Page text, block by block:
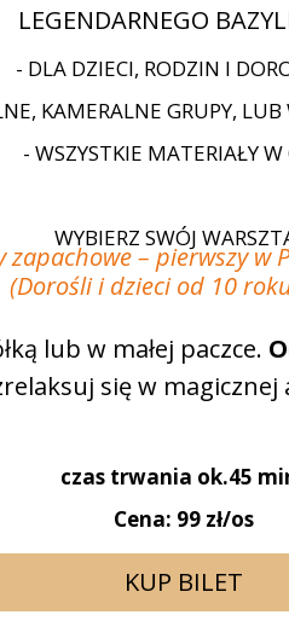
KUP BILET
LEGENDARNEGO
- DLA DZIECI, RODZIN I
KAMERALNE GRUPY, LUB
- WSZYSTKIE MATERIAŁY W
WYBIERZ SWÓJ
zapachowe – pierwszy w
(Dorośli i dzieci od 10
lub w małej paczce.
się w
czas trwania ok.45
Cena: 99 zł/os